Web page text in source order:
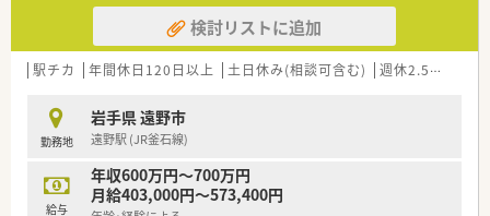
【こんな方にオススメ】
■地元にしっかりと根を張り、地域密着の環境で一人ひとりの患
者様と長く深く関わっていきたい方にオススメです。
と自分の時間の両方を大切にしたい方に最適です。
■経営母体が安定している企業で、転勤や異動の心配をすること
なく落ち着いて正社員として働きたい方にぴったりです。
検討リストに追加
駅チカ 年間休日120日以上 土日休み(相談可含む) 週休2.5日以上
勤務地
岩手県 遠野市
遠野駅 (JR釜石線)
給与
年収600万円～700万円
月給403,000円～573,400円